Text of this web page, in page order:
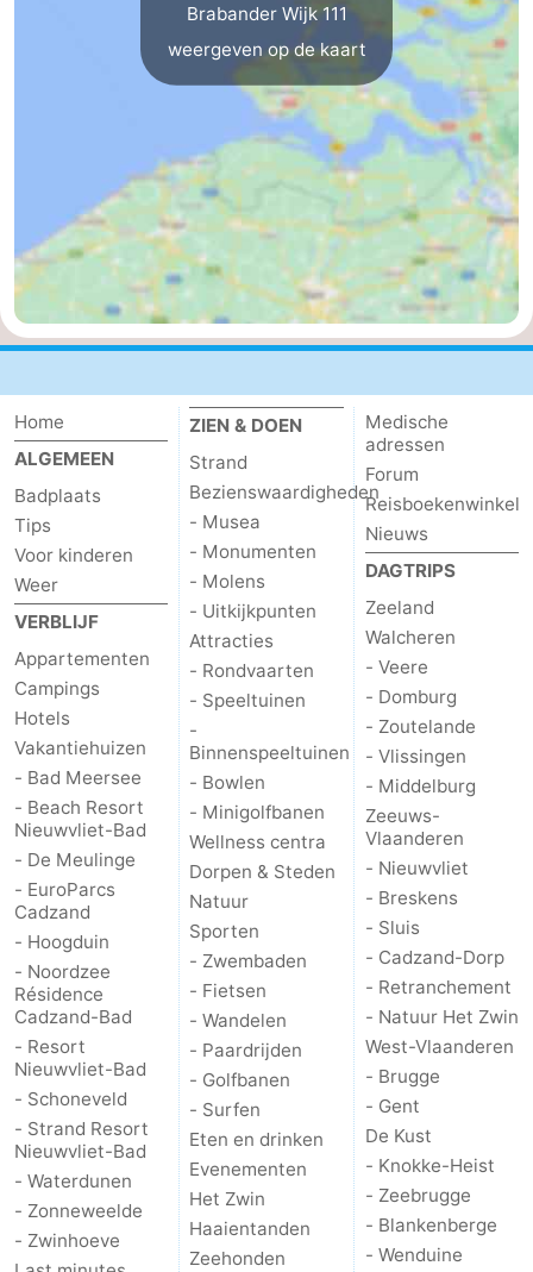
Brabander Wijk 111
weergeven op de kaart
Home
ALGEMEEN
Badplaats
Tips
Voor kinderen
Weer
VERBLIJF
Appartementen
Campings
Hotels
Vakantiehuizen
- Bad Meersee
- Beach Resort
Nieuwvliet-Bad
- De Meulinge
- EuroParcs
Cadzand
- Hoogduin
- Noordzee
Résidence
Cadzand-Bad
- Resort
Nieuwvliet-Bad
- Schoneveld
- Strand Resort
Nieuwvliet-Bad
- Waterdunen
- Zonneweelde
- Zwinhoeve
ZIEN & DOEN
Strand
Bezienswaardigheden
- Musea
- Monumenten
- Molens
- Uitkijkpunten
Attracties
- Rondvaarten
- Speeltuinen
-
Binnenspeeltuinen
- Bowlen
- Minigolfbanen
Wellness centra
Dorpen & Steden
Natuur
Sporten
- Zwembaden
- Fietsen
- Wandelen
- Paardrijden
- Golfbanen
- Surfen
Eten en drinken
Evenementen
Het Zwin
Haaientanden
Zeehonden
Medische
adressen
Forum
Reisboekenwinkel
Nieuws
DAGTRIPS
Zeeland
Walcheren
- Veere
- Domburg
- Zoutelande
- Vlissingen
- Middelburg
Zeeuws-
Vlaanderen
- Nieuwvliet
- Breskens
- Sluis
- Cadzand-Dorp
- Retranchement
- Natuur Het Zwin
West-Vlaanderen
- Brugge
- Gent
De Kust
- Knokke-Heist
- Zeebrugge
- Blankenberge
- Wenduine